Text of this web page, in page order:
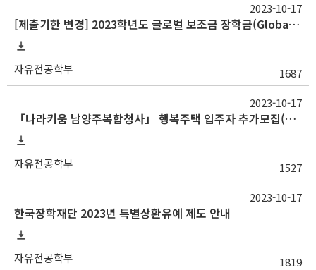
[제출기한 변경] 2023학년도 글로벌 보조금 장학금(Global Subsidy Scholarship) 선발 안내
자유전공학부 1687
2023-10-17
「나라키움 남양주복합청사」 행복주택 입주자 추가모집(입주자격 요건완화) 안내
자유전공학부 1527
2023-10-17
한국장학재단 2023년 특별상환유예 제도 안내
자유전공학부 1819
2023-10-17